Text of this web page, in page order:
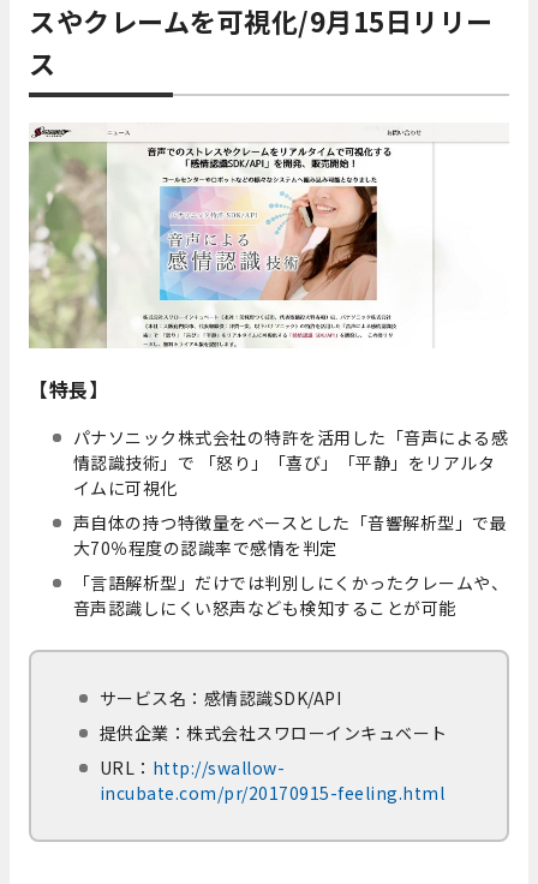
スやクレームを可視化/9月15日リリー
ス
【特長】
パナソニック株式会社の特許を活用した「音声による感
情認識技術」で 「怒り」「喜び」「平静」をリアルタ
イムに可視化
声自体の持つ特徴量をベースとした「音響解析型」で最
大70％程度の認識率で感情を判定
「言語解析型」だけでは判別しにくかったクレームや、
音声認識しにくい怒声なども検知することが可能
サービス名：感情認識SDK/API
提供企業：株式会社スワローインキュベート
URL： http://swallow-
incubate.com/pr/20170915-feeling.html